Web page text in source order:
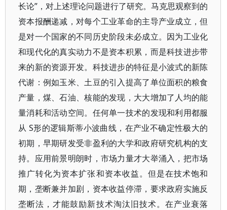
长论”，对上述理论问题进行了研究。马克思观察到的
资本报酬递减，对每个工业革命的主导产业成立，但
是对一个国家的不同历史阶段未必成立。因为工业化
和现代化的真实动力不是资本积累，而是科技进步带
来的新的资源开发。科技进步的特征是小波式的新陈
代谢：例如玉米、土豆的引入提高了单位面积的粮食
产量，煤、石油、核能的发现，大大增加了人均的能
量消耗和活动空间。任何单一技术的发现和利用都服
从 S形的逻辑斯蒂小波曲线，在产业不确定性极大的
初期，早期研发受非盈利的大学和政府研究机构的支
持。应用前景明朗时，市场力量才大举涌入，把市场
推广转化为资本扩张和资本收益。但是在技术饱和
期，垄断兼并加剧，资本收益停滞，要求政府实施反
垄断法，才能鼓励新技术淘汰旧技术。在产业衰落